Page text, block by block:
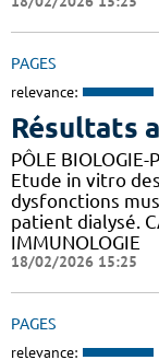
PAGES
relevance:
Résultats
PÔLE BIOLOGIE-
Etude in vitro
dysfonctions
patient dialysé.
IMMUNOLOGIE
18/02/2026 15:25
PAGES
relevance: